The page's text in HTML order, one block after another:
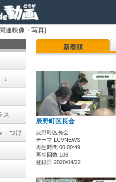
連映像・写真)
↓
ス
―つけ
新着順
辰野町区長会
辰野町区長会
テーマ LCVNEWS
再生時間 00:00:49
再生回数 106
登録日 2020/04/22